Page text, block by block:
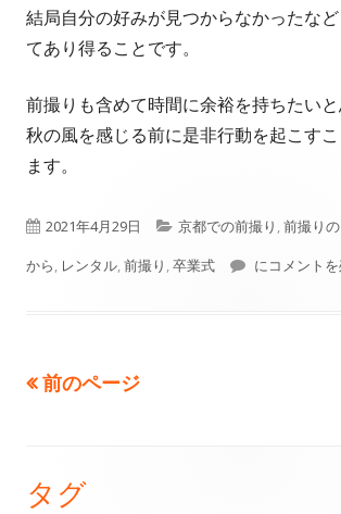
結局自分の好みが見つからなかったな
てあり得ることです。
前撮りも含めて時間に余裕を持ちたいと
秋の風を感じる前に是非行動を起こす
ます。
公
開
2021年4月29日
カ
テ
京都での前撮り ,前撮り
から, レンタル,前撮り ,卒業式 メリットが
にコメント
投
の
前のページ
メ
タグ